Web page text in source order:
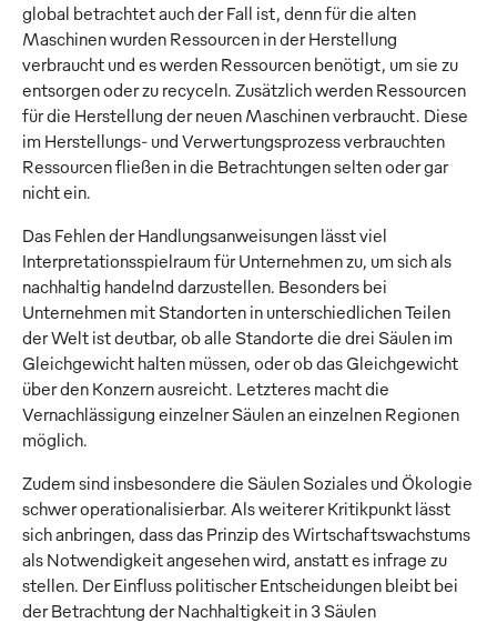
global betrachtet auch der Fall ist, denn für die alten
Maschinen wurden Ressourcen in der Herstellung
verbraucht und es werden Ressourcen benötigt, um sie zu
entsorgen oder zu recyceln. Zusätzlich werden Ressourcen
für die Herstellung der neuen Maschinen verbraucht. Diese
im Herstellungs- und Verwertungsprozess verbrauchten
Ressourcen fließen in die Betrachtungen selten oder gar
nicht ein.
Das Fehlen der Handlungsanweisungen lässt viel
Interpretationsspielraum für Unternehmen zu, um sich als
nachhaltig handelnd darzustellen. Besonders bei
Unternehmen mit Standorten in unterschiedlichen Teilen
der Welt ist deutbar, ob alle Standorte die drei Säulen im
Gleichgewicht halten müssen, oder ob das Gleichgewicht
über den Konzern ausreicht. Letzteres macht die
Vernachlässigung einzelner Säulen an einzelnen Regionen
möglich.
Zudem sind insbesondere die Säulen Soziales und Ökologie
schwer operationalisierbar. Als weiterer Kritikpunkt lässt
sich anbringen, dass das Prinzip des Wirtschaftswachstums
als Notwendigkeit angesehen wird, anstatt es infrage zu
stellen. Der Einfluss politischer Entscheidungen bleibt bei
der Betrachtung der Nachhaltigkeit in 3 Säulen